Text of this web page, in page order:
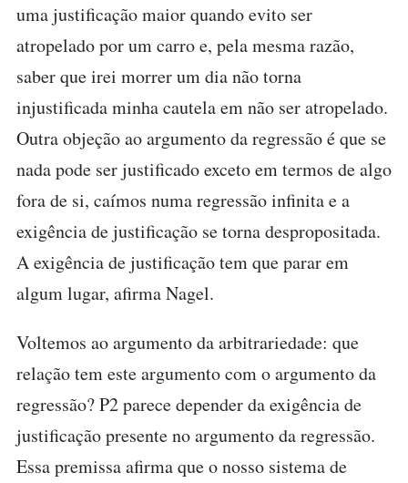
uma justificação maior quando evito ser
atropelado por um carro e, pela mesma razão,
saber que irei morrer um dia não torna
injustificada minha cautela em não ser atropelado.
Outra objeção ao argumento da regressão é que se
nada pode ser justificado exceto em termos de algo
fora de si, caímos numa regressão infinita e a
exigência de justificação se torna despropositada.
A exigência de justificação tem que parar em
algum lugar, afirma Nagel.
Voltemos ao argumento da arbitrariedade: que
relação tem este argumento com o argumento da
regressão? P2 parece depender da exigência de
justificação presente no argumento da regressão.
Essa premissa afirma que o nosso sistema de